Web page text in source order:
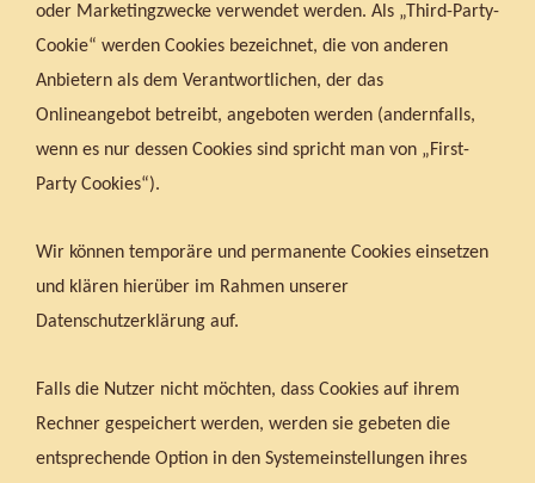
oder Marketingzwecke verwendet werden. Als „Third-Party-
Cookie“ werden Cookies bezeichnet, die von anderen
Anbietern als dem Verantwortlichen, der das
Onlineangebot betreibt, angeboten werden (andernfalls,
wenn es nur dessen Cookies sind spricht man von „First-
Party Cookies“).
Wir können temporäre und permanente Cookies einsetzen
und klären hierüber im Rahmen unserer
Datenschutzerklärung auf.
Falls die Nutzer nicht möchten, dass Cookies auf ihrem
Rechner gespeichert werden, werden sie gebeten die
entsprechende Option in den Systemeinstellungen ihres